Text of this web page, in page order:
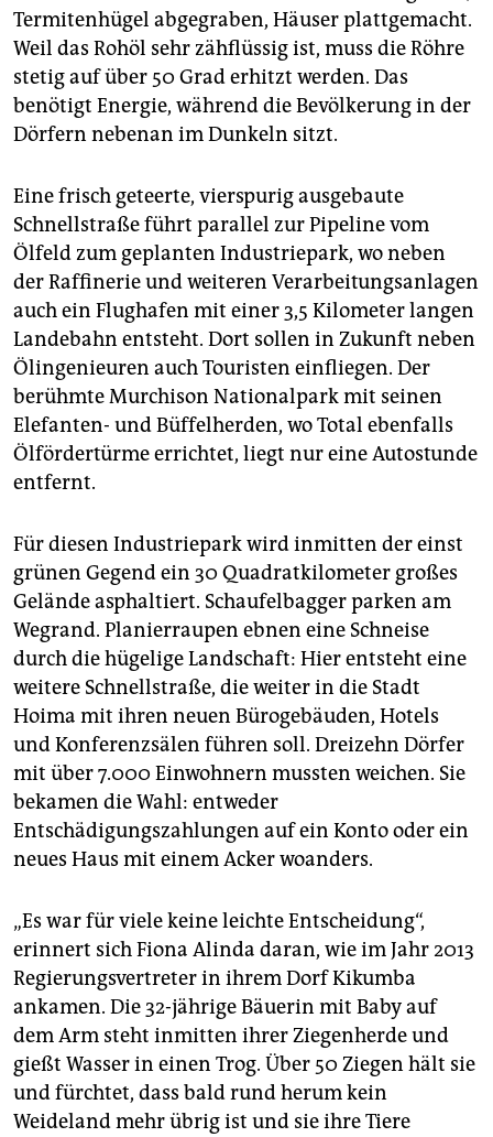
Termitenhügel abgegraben, Häuser plattgemacht.
Weil das Rohöl sehr zähflüssig ist, muss die Röhre
stetig auf über 50 Grad erhitzt werden. Das
benötigt Energie, während die Bevölkerung in der
Dörfern nebenan im Dunkeln sitzt.
Eine frisch geteerte, vierspurig ausgebaute
Schnellstraße führt parallel zur Pipeline vom
Ölfeld zum geplanten Industriepark, wo neben
der Raffinerie und weiteren Verarbeitungsanlagen
auch ein Flughafen mit einer 3,5 Kilometer langen
Landebahn entsteht. Dort sollen in Zukunft neben
Ölingenieuren auch Touristen einfliegen. Der
berühmte Murchison Nationalpark mit seinen
Elefanten- und Büffelherden, wo Total ebenfalls
Ölfördertürme errichtet, liegt nur eine Autostunde
entfernt.
Für diesen Industriepark wird inmitten der einst
grünen Gegend ein 30 Quadratkilometer großes
Gelände asphaltiert. Schaufelbagger parken am
Wegrand. Planierraupen ebnen eine Schneise
durch die hügelige Landschaft: Hier entsteht eine
weitere Schnellstraße, die weiter in die Stadt
Hoima mit ihren neuen Bürogebäuden, Hotels
und Konferenzsälen führen soll. Dreizehn Dörfer
mit über 7.000 Einwohnern mussten weichen. Sie
bekamen die Wahl: entweder
Entschädigungszahlungen auf ein Konto oder ein
neues Haus mit einem Acker woanders.
„Es war für viele keine leichte Entscheidung“,
erinnert sich Fiona Alinda daran, wie im Jahr 2013
Regierungsvertreter in ihrem Dorf Kikumba
ankamen. Die 32-jährige Bäuerin mit Baby auf
dem Arm steht inmitten ihrer Ziegenherde und
gießt Wasser in einen Trog. Über 50 Ziegen hält sie
und fürchtet, dass bald rund herum kein
Weideland mehr übrig ist und sie ihre Tiere